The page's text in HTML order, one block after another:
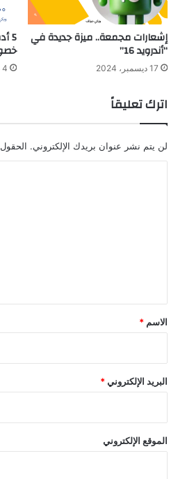
إشعارات مجمعة.. ميزة جديدة في
“أندرويد 16”
17 ديسمبر، 2024
5
4 ديسمبر، 2025
اترك تعليقاً
لن يتم نشر عنوان بريدك الإلكتروني. الحقول
*
الاسم *
البريد الإلكتروني *
الموقع الإلكتروني